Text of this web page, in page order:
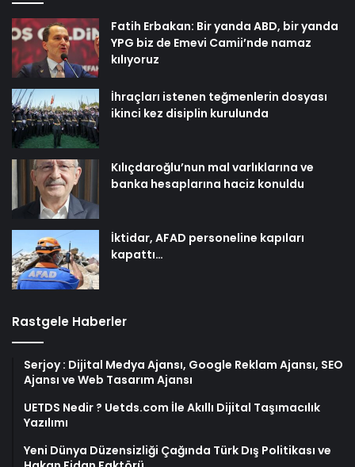
Fatih Erbakan: Bir yanda ABD, bir yanda
YPG biz de Emevi Camii’nde namaz
kılıyoruz
İhraçları istenen teğmenlerin dosyası
ikinci kez disiplin kurulunda
Kılıçdaroğlu’nun mal varlıklarına ve
banka hesaplarına haciz konuldu
İktidar, AFAD personeline kapıları
kapattı…
Rastgele Haberler
Serjoy : Dijital Medya Ajansı, Google Reklam Ajansı, SEO
Ajansı ve Web Tasarım Ajansı
UETDS Nedir ? Uetds.com İle Akıllı Dijital Taşımacılık
Yazılımı
Yeni Dünya Düzensizliği Çağında Türk Dış Politikası ve